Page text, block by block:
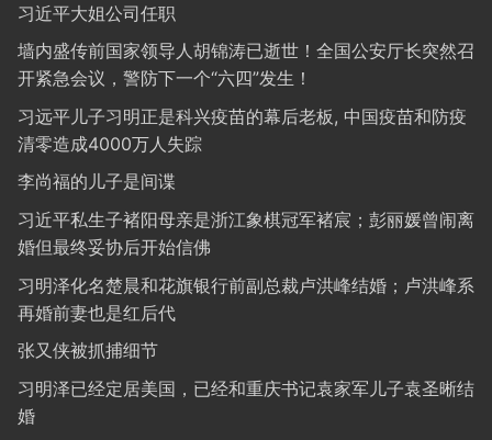
习近平大姐公司任职
墙内盛传前国家领导人胡锦涛已逝世！全国公安厅长突然召
开紧急会议，警防下一个“六四”发生！
习远平儿子习明正是科兴疫苗的幕后老板, 中国疫苗和防疫
清零造成4000万人失踪
李尚福的儿子是间谍
习近平私生子褚阳母亲是浙江象棋冠军褚宸；彭丽媛曾闹离
婚但最终妥协后开始信佛
习明泽化名楚晨和花旗银行前副总裁卢洪峰结婚；卢洪峰系
再婚前妻也是红后代
张又侠被抓捕细节
习明泽已经定居美国，已经和重庆书记袁家军儿子袁圣晰结
婚